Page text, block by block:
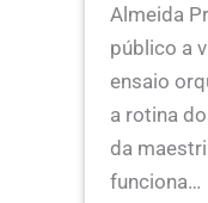
Almeida
público a
ensaio
a rotina
da
funciona…